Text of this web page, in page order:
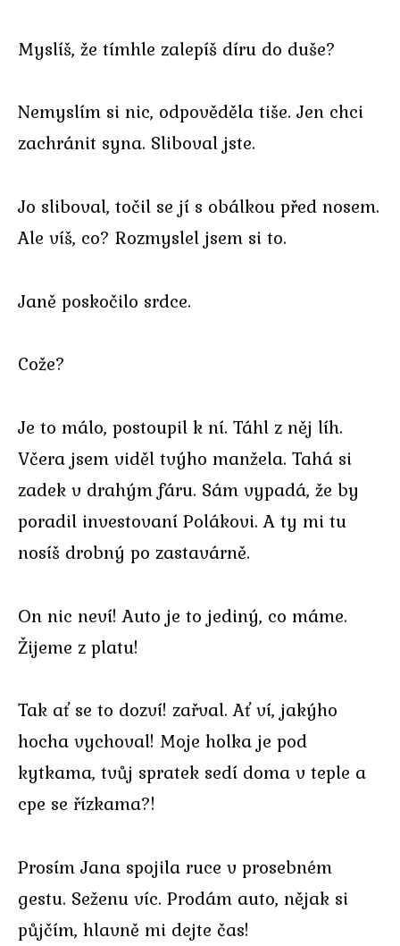
Myslíš, že tímhle zalepíš díru do duše?
Nemyslím si nic, odpověděla tiše. Jen chci
zachránit syna. Sliboval jste.
Jo sliboval, točil se jí s obálkou před nosem.
Ale víš, co? Rozmyslel jsem si to.
Janě poskočilo srdce.
Cože?
Je to málo, postoupil k ní. Táhl z něj líh.
Včera jsem viděl tvýho manžela. Tahá si
zadek v drahým fáru. Sám vypadá, že by
poradil investovaní Polákovi. A ty mi tu
nosíš drobný po zastavárně.
On nic neví! Auto je to jediný, co máme.
Žijeme z platu!
Tak ať se to dozví! zařval. Ať ví, jakýho
hocha vychoval! Moje holka je pod
kytkama, tvůj spratek sedí doma v teple a
cpe se řízkama?!
Prosím Jana spojila ruce v prosebném
gestu. Seženu víc. Prodám auto, nějak si
půjčím, hlavně mi dejte čas!